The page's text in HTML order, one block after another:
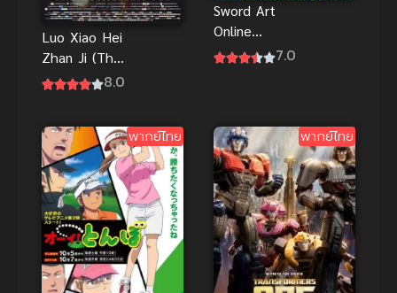
Luo Xiao Hei
Zhan Ji (The
Legend of
พากย์ไทย
8.0
Sword Art
Online
Progressive
ท่วงทำนอง
ราตรีไร้ดารา
พากย์ไทย
7.0
พากย์ไทย พากย์ไทย